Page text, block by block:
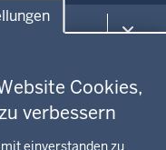
Cookies,
verbessern